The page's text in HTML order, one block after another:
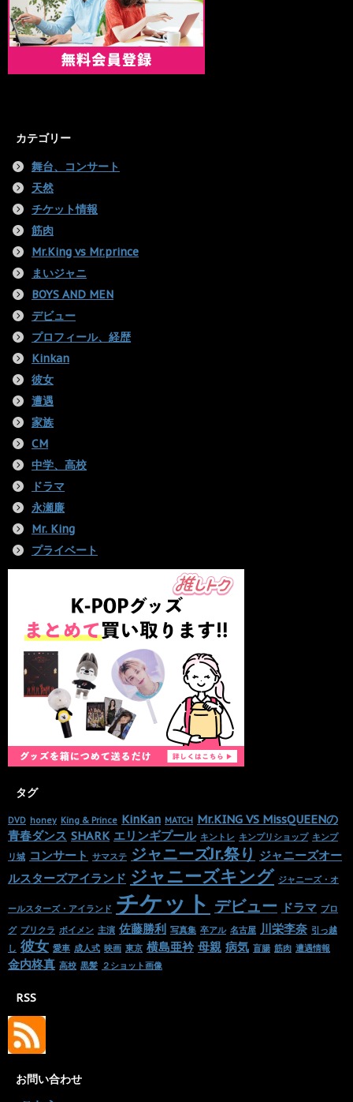
カテゴリー
舞台、コンサート
天然
チケット情報
筋肉
Mr.King vs Mr.prince
まいジャニ
BOYS AND MEN
デビュー
プロフィール、経歴
Kinkan
彼女
遭遇
家族
CM
中学、高校
ドラマ
永瀬廉
Mr. King
プライベート
タグ
DVD honey King & Prince KinKan MATCH Mr.KING VS MissQUEENの
青春ダンス SHARK エリンギプール キントレ キンプリショップ キンプ
リ城 コンサート サマステ ジャニーズJr.祭り ジャニーズオー
ルスターズアイランド ジャニーズキング ジャニーズ・オ
ールスターズ・アイランド チケット デビュー ドラマ ブロ
グ プリクラ ボイメン 主演 佐藤勝利 写真集 卒アル 名古屋 川栄李奈 引っ越
し 彼女 愛車 成人式 映画 東京 横島亜衿 母親 病気 盲腸 筋肉 遭遇情報
金内柊真 高校 黒髪 ２ショット画像
RSS
お問い合わせ